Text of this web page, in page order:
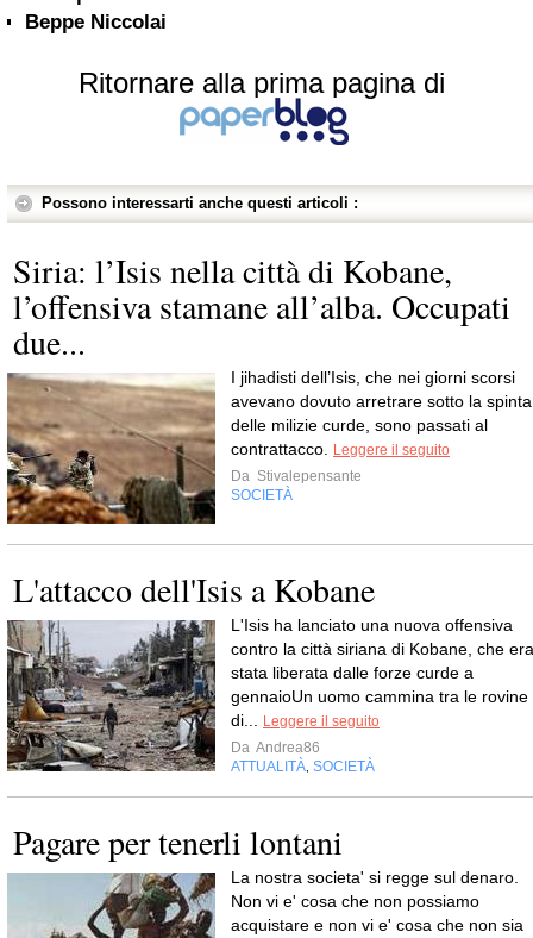
Beppe Niccolai
Ritornare alla prima pagina di
Possono interessarti anche questi articoli :
Siria: l’Isis nella città di Kobane,
l’offensiva stamane all’alba. Occupati
due...
I jihadisti dell’Isis, che nei giorni scorsi
avevano dovuto arretrare sotto la spinta
delle milizie curde, sono passati al
contrattacco.
Leggere il seguito
Da Stivalepensante
SOCIETÀ
L'attacco dell'Isis a Kobane
L'Isis ha lanciato una nuova offensiva
contro la città siriana di Kobane, che era
stata liberata dalle forze curde a
gennaioUn uomo cammina tra le rovine
di...
Leggere il seguito
Da Andrea86
ATTUALITÀ SOCIETÀ
Pagare per tenerli lontani
La nostra societa' si regge sul denaro.
Non vi e' cosa che non possiamo
acquistare e non vi e' cosa che non sia